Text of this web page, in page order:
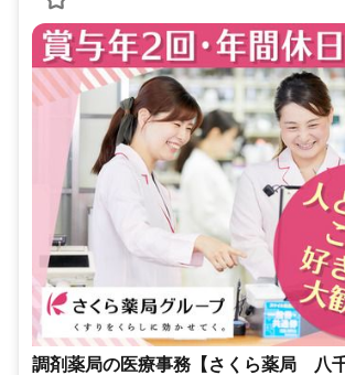
調剤薬局の医療事務【さくら薬局 八千